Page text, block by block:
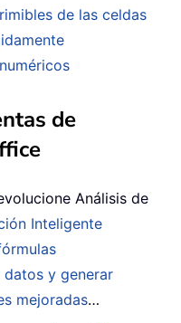
de las celdas
de
Análisis de
Inteligente
datos y generar
mejoradas…